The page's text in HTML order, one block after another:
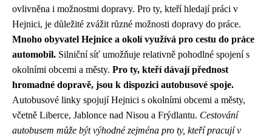
ovlivněna i možnostmi dopravy. Pro ty, kteří hledají práci v
Hejnici, je důležité zvážit různé možnosti dopravy do práce.
Mnoho obyvatel Hejnice a okolí využívá pro cestu do práce
automobil. Silniční síť umožňuje relativně pohodlné spojení s
okolními obcemi a městy. Pro ty, kteří dávají přednost
hromadné dopravě, jsou k dispozici autobusové spoje.
Autobusové linky spojují Hejnici s okolními obcemi a městy,
včetně Liberce, Jablonce nad Nisou a Frýdlantu. Cestování
autobusem může být výhodné zejména pro ty, kteří pracují v